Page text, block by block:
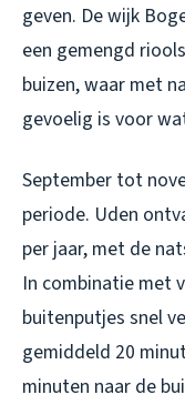
geven. De wijk
een gemengd
buizen, waar met
gevoelig is voor
September tot
periode. Uden
per jaar, met de
In combinatie met
buitenputjes snel
gemiddeld 20
minuten naar de